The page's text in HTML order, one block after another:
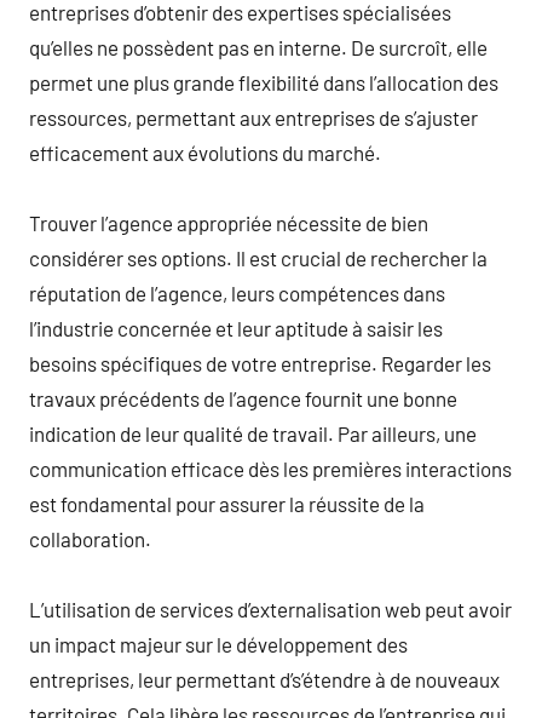
entreprises d’obtenir des expertises spécialisées
qu’elles ne possèdent pas en interne. De surcroît, elle
permet une plus grande flexibilité dans l’allocation des
ressources, permettant aux entreprises de s’ajuster
efficacement aux évolutions du marché.
Trouver l’agence appropriée nécessite de bien
considérer ses options. Il est crucial de rechercher la
réputation de l’agence, leurs compétences dans
l’industrie concernée et leur aptitude à saisir les
besoins spécifiques de votre entreprise. Regarder les
travaux précédents de l’agence fournit une bonne
indication de leur qualité de travail. Par ailleurs, une
communication efficace dès les premières interactions
est fondamental pour assurer la réussite de la
collaboration.
L’utilisation de services d’externalisation web peut avoir
un impact majeur sur le développement des
entreprises, leur permettant d’s’étendre à de nouveaux